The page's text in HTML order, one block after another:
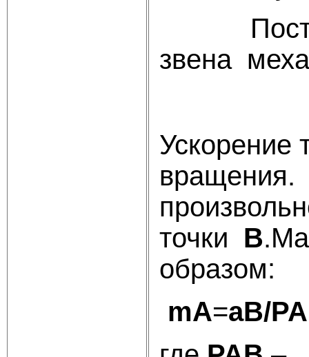
звена
Ускорение
вращения.
точки B
образом:
mA=aB/